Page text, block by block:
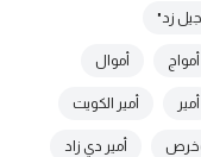
زد"
أمواج أموال
أمير أمير الكويت
أمير دي زاد